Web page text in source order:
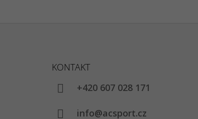
KONTAKT
+420 607 028 171
info@acsport.cz